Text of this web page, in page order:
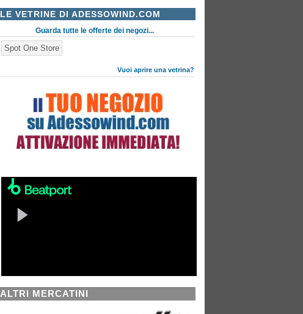
LE VETRINE DI ADESSOWIND.COM
Guarda tutte le offerte dei negozi...
Spot One Store
Vuoi aprire una vetrina?
ALTRI MERCATINI